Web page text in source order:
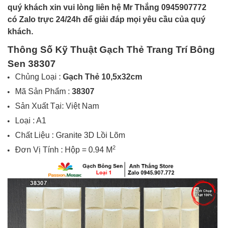
quý khách xin vui lòng liên hệ Mr Thắng 0945907772
có Zalo trực 24/24h để giải đáp mọi yêu cầu của quý
khách.
Thông Số Kỹ Thuật Gạch Thẻ Trang Trí Bông
Sen 38307
Chủng Loại : Gạch Thẻ 10,5x32cm
Mã Sản Phẩm : 38307
Sản Xuất Tại: Việt Nam
Loại : A1
Chất Liệu : Granite 3D Lồi Lõm
Đơn Vị Tính : Hộp = 0.94 M2